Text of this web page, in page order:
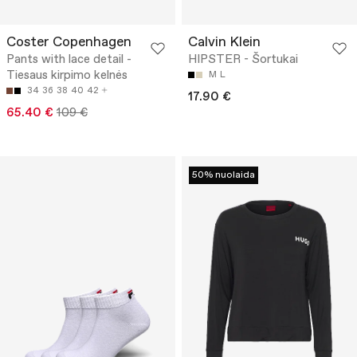
Coster Copenhagen
Pants with lace detail -
Tiesaus kirpimo kelnės
34 36 38 40 42
65.40 € 109 €
Calvin Klein
HIPSTER - Šortukai
M L
17.90 €
50% nuolaida